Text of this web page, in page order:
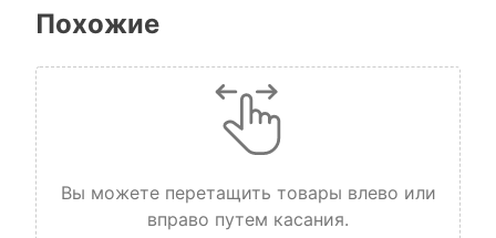
Похожие
Вы можете перетащить товары влево или
вправо путем касания.